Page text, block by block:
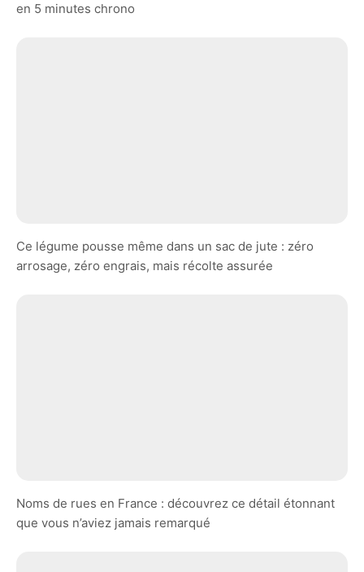
en 5 minutes chrono
Ce légume pousse même dans un sac de jute : zéro
arrosage, zéro engrais, mais récolte assurée
Noms de rues en France : découvrez ce détail étonnant
que vous n’aviez jamais remarqué